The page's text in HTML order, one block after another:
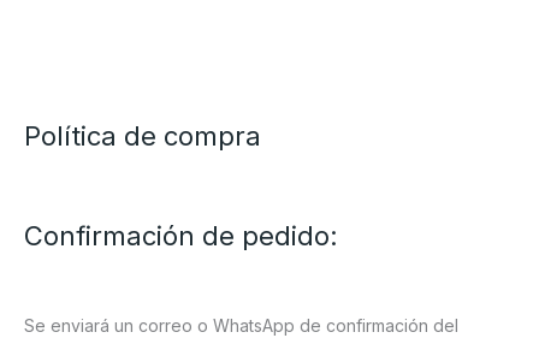
Política de compra
Confirmación de pedido:
Se enviará un correo o WhatsApp de confirmación del